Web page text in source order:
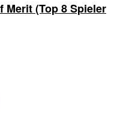
Merit (Top 8 Spieler